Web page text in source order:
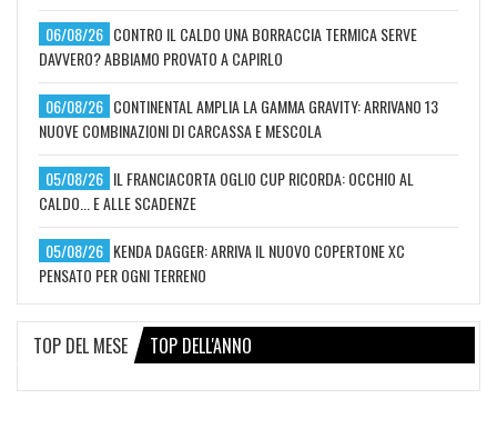
06/08/26 CONTRO IL CALDO UNA BORRACCIA TERMICA SERVE
DAVVERO? ABBIAMO PROVATO A CAPIRLO
06/08/26 CONTINENTAL AMPLIA LA GAMMA GRAVITY: ARRIVANO 13
NUOVE COMBINAZIONI DI CARCASSA E MESCOLA
05/08/26 IL FRANCIACORTA OGLIO CUP RICORDA: OCCHIO AL
CALDO... E ALLE SCADENZE
05/08/26 KENDA DAGGER: ARRIVA IL NUOVO COPERTONE XC
PENSATO PER OGNI TERRENO
TOP DEL MESE TOP DELL'ANNO